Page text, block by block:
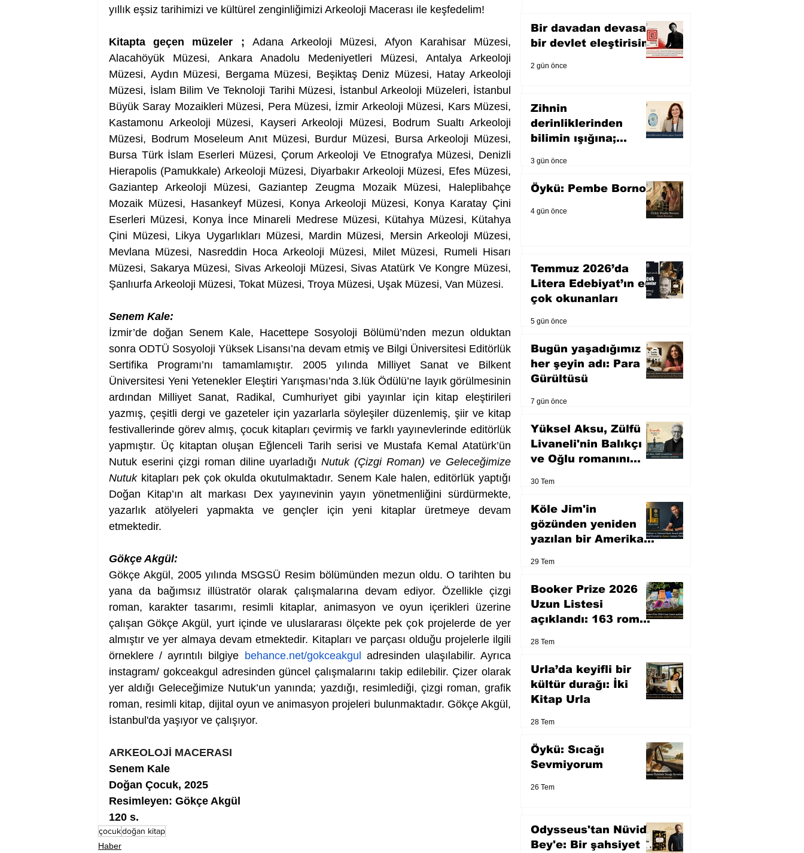
yıllık eşsiz tarihimizi ve kültürel zenginliğimizi Arkeoloji Macerası ile keşfedelim!
Kitapta geçen müzeler ; Adana Arkeoloji Müzesi, Afyon Karahisar Müzesi,
Alacahöyük Müzesi, Ankara Anadolu Medeniyetleri Müzesi, Antalya Arkeoloji
Müzesi, Aydın Müzesi, Bergama Müzesi, Beşiktaş Deniz Müzesi, Hatay Arkeoloji
Müzesi, İslam Bilim Ve Teknoloji Tarihi Müzesi, İstanbul Arkeoloji Müzeleri, İstanbul
Büyük Saray Mozaikleri Müzesi, Pera Müzesi, İzmir Arkeoloji Müzesi, Kars Müzesi,
Kastamonu Arkeoloji Müzesi, Kayseri Arkeoloji Müzesi, Bodrum Sualtı Arkeoloji
Müzesi, Bodrum Moseleum Anıt Müzesi, Burdur Müzesi, Bursa Arkeoloji Müzesi,
Bursa Türk İslam Eserleri Müzesi, Çorum Arkeoloji Ve Etnografya Müzesi, Denizli
Hierapolis (Pamukkale) Arkeoloji Müzesi, Diyarbakır Arkeoloji Müzesi, Efes Müzesi,
Gaziantep Arkeoloji Müzesi, Gaziantep Zeugma Mozaik Müzesi, Haleplibahçe
Mozaik Müzesi, Hasankeyf Müzesi, Konya Arkeoloji Müzesi, Konya Karatay Çini
Eserleri Müzesi, Konya İnce Minareli Medrese Müzesi, Kütahya Müzesi, Kütahya
Çini Müzesi, Likya Uygarlıkları Müzesi, Mardin Müzesi, Mersin Arkeoloji Müzesi,
Mevlana Müzesi, Nasreddin Hoca Arkeoloji Müzesi, Milet Müzesi, Rumeli Hisarı
Müzesi, Sakarya Müzesi, Sivas Arkeoloji Müzesi, Sivas Atatürk Ve Kongre Müzesi,
Şanlıurfa Arkeoloji Müzesi, Tokat Müzesi, Troya Müzesi, Uşak Müzesi, Van Müzesi.
Senem Kale:
İzmir’de doğan Senem Kale, Hacettepe Sosyoloji Bölümü’nden mezun olduktan
sonra ODTÜ Sosyoloji Yüksek Lisansı’na devam etmiş ve Bilgi Üniversitesi Editörlük
Sertifika Programı’nı tamamlamıştır. 2005 yılında Milliyet Sanat ve Bilkent
Üniversitesi Yeni Yetenekler Eleştiri Yarışması’nda 3.lük Ödülü’ne layık görülmesinin
ardından Milliyet Sanat, Radikal, Cumhuriyet gibi yayınlar için kitap eleştirileri
yazmış, çeşitli dergi ve gazeteler için yazarlarla söyleşiler düzenlemiş, şiir ve kitap
festivallerinde görev almış, çocuk kitapları çevirmiş ve farklı yayınevlerinde editörlük
yapmıştır. Üç kitaptan oluşan Eğlenceli Tarih serisi ve Mustafa Kemal Atatürk’ün
Nutuk eserini çizgi roman diline uyarladığı Nutuk (Çizgi Roman) ve Geleceğimize
Nutuk kitapları pek çok okulda okutulmaktadır. Senem Kale halen, editörlük yaptığı
Doğan Kitap’ın alt markası Dex yayınevinin yayın yönetmenliğini sürdürmekte,
yazarlık atölyeleri yapmakta ve gençler için yeni kitaplar üretmeye devam
etmektedir.
Gökçe Akgül:
Gökçe Akgül, 2005 yılında MSGSÜ Resim bölümünden mezun oldu. O tarihten bu
yana da bağımsız illüstratör olarak çalışmalarına devam ediyor. Özellikle çizgi
roman, karakter tasarımı, resimli kitaplar, animasyon ve oyun içerikleri üzerine
çalışan Gökçe Akgül, yurt içinde ve uluslararası ölçekte pek çok projelerde de yer
almıştır ve yer almaya devam etmektedir. Kitapları ve parçası olduğu projelerle ilgili
örneklere / ayrıntılı bilgiye behance.net/gokceakgul
adresinden ulaşılabilir. Ayrıca
instagram/ gokceakgul adresinden güncel çalışmalarını takip edilebilir. Çizer olarak
yer aldığı Geleceğimize Nutuk’un yanında; yazdığı, resimlediği, çizgi roman, grafik
roman, resimli kitap, dijital oyun ve animasyon projeleri bulunmaktadır. Gökçe Akgül,
İstanbul'da yaşıyor ve çalışıyor.
ARKEOLOJİ MACERASI
Senem Kale
Doğan Çocuk, 2025
Resimleyen: Gökçe Akgül
120 s.
çocukdoğan kitap
Haber
Bir davadan devasa
bir devlet eleştirisine
2 gün önce
Zihnin
derinliklerinden
bilimin ışığına;
3 gün önce
Öykü: Pembe Bornoz
4 gün önce
Temmuz 2026’da
Litera Edebiyat’ın en
çok okunanları
5 gün önce
Bugün yaşadığımız
her şeyin adı: Para
Gürültüsü
7 gün önce
Yüksel Aksu, Zülfü
Livaneli'nin Balıkçı
ve Oğlu romanını
30 Tem
Köle Jim'in
gözünden yeniden
yazılan bir Amerikan
29 Tem
Booker Prize 2026
Uzun Listesi
açıklandı: 163 roman
28 Tem
Urla’da keyifli bir
kültür durağı: İki
Kitap Urla
28 Tem
Öykü: Sıcağı
Sevmiyorum
26 Tem
Odysseus'tan Nüvid
Bey'e: Bir şahsiyet